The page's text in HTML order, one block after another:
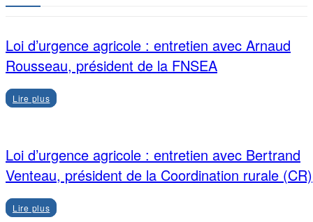
Loi d’urgence agricole : entretien avec Arnaud
Rousseau, président de la FNSEA
Lire plus
Loi d’urgence agricole : entretien avec Bertrand
Venteau, président de la Coordination rurale (CR)
Lire plus